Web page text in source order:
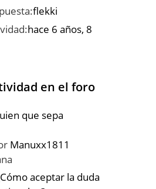
flekki
hace 6 años, 8
en el foro
que sepa
Manuxx1811
aceptar la duda